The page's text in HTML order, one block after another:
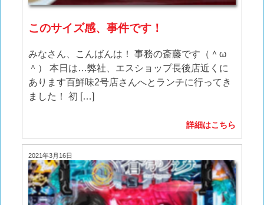
このサイズ感、事件です！
みなさん、こんばんは！ 事務の斎藤です（＾ω
＾） 本日は…弊社、エスショップ長後店近くに
あります百鮮味2号店さんへとランチに行ってき
ました！ 初 […]
詳細はこちら
2021年3月16日